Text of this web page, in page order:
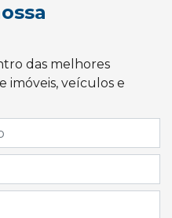
das melhores
imóveis, veículos e